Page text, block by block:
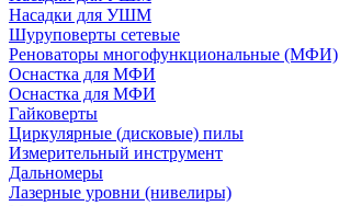
Насадки для УШМ
Шуруповерты сетевые
Реноваторы многофункциональные (МФИ)
Оснастка для МФИ
Оснастка для МФИ
Гайковерты
Циркулярные (дисковые) пилы
Измерительный инструмент
Дальномеры
Лазерные уровни (нивелиры)